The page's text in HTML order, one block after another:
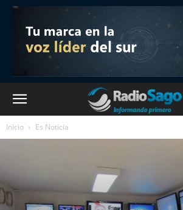
Inicio Es Noticia